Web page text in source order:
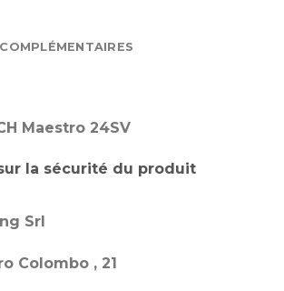
Maestro 24SV
la sécurité du produit
Srl
Colombo , 21